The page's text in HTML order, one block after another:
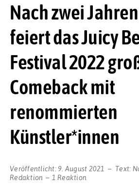
Nach zwei
feiert das Juicy
Festival 2022
Comeback mit
renommierten
Künstler*innen
Veröffentlicht: 9. August 2021 Text:
Redaktion
1 Reaktion